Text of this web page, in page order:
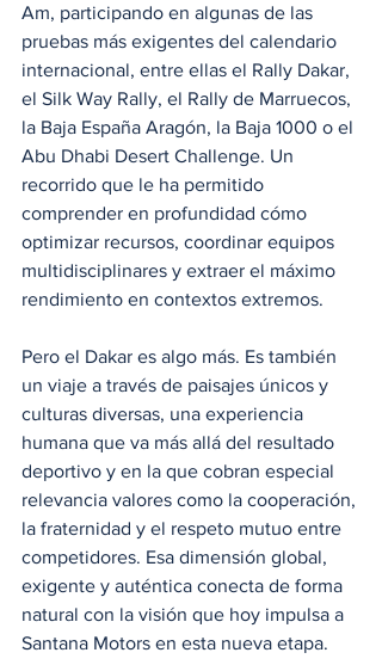
Am, participando en algunas de las
pruebas más exigentes del calendario
internacional, entre ellas el Rally Dakar,
el Silk Way Rally, el Rally de Marruecos,
la Baja España Aragón, la Baja 1000 o el
Abu Dhabi Desert Challenge. Un
recorrido que le ha permitido
comprender en profundidad cómo
optimizar recursos, coordinar equipos
multidisciplinares y extraer el máximo
rendimiento en contextos extremos.
Pero el Dakar es algo más. Es también
un viaje a través de paisajes únicos y
culturas diversas, una experiencia
humana que va más allá del resultado
deportivo y en la que cobran especial
relevancia valores como la cooperación,
la fraternidad y el respeto mutuo entre
competidores. Esa dimensión global,
exigente y auténtica conecta de forma
natural con la visión que hoy impulsa a
Santana Motors en esta nueva etapa.